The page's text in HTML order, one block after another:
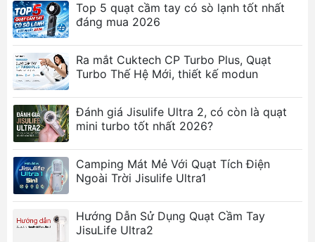
Với những tính năng vượt trội, Rtako YW-DC04
không chỉ là một thiết bị làm mát mà còn là một
phụ kiện tiện ích, nâng cao trải nghiệm sử dụng
trong mọi không gian sống.
Top 5 quạt cầm tay có sò lạnh tốt nhất
đáng mua 2026
Ra mắt Cuktech CP Turbo Plus, Quạt
Turbo Thế Hệ Mới, thiết kế modun
Đánh giá Jisulife Ultra 2, có còn là quạt
mini turbo tốt nhất 2026?
Camping Mát Mẻ Với Quạt Tích Điện
Ngoài Trời Jisulife Ultra1
Hướng Dẫn Sử Dụng Quạt Cầm Tay
JisuLife Ultra2